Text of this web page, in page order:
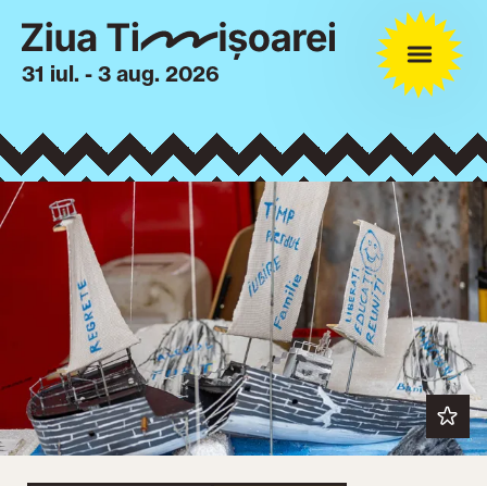
31 iul. - 3 aug. 2026